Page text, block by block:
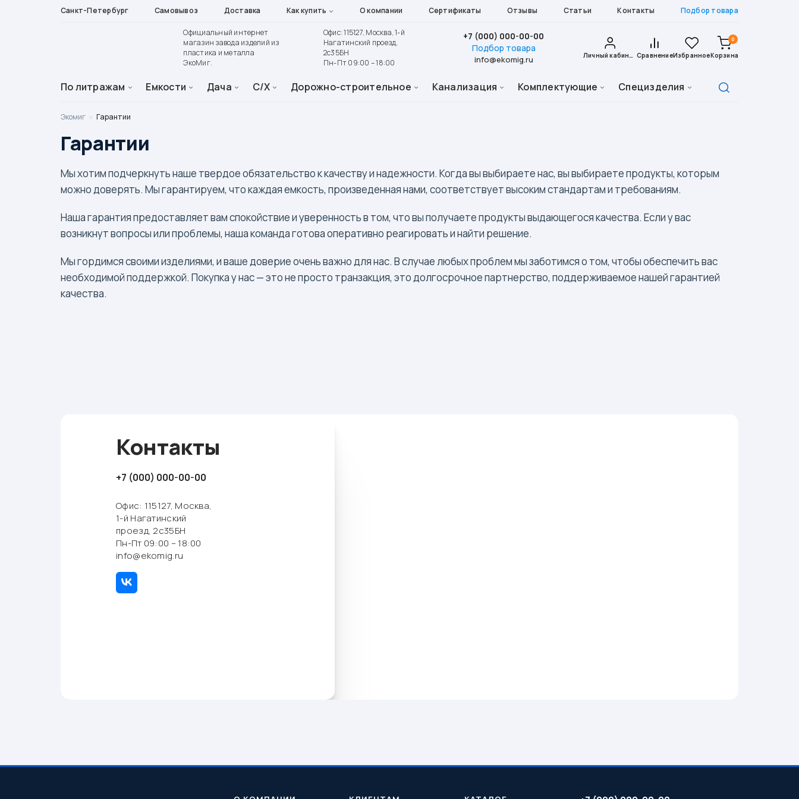
Санкт-Петербург Самовывоз Доставка Как купить О компании Сертификаты Отзывы Статьи Контакты Подбор товара
Официальный интернет
магазин завода изделий из
пластика и металла
ЭкоМиг.
Офис: 115127, Москва, 1-й
Нагатинский проезд,
2с35БН
Пн-Пт 09:00 – 18:00
+7 (000) 000-00-00
Подбор товара
info@ekomig.ru Личный кабинет СравнениеИзбранноеКорзина
0
Корзина пуста.
По литражам Емкости Дача С/Х Дорожно-строительное Канализация Комплектующие Специзделия
Экомиг » Гарантии
Гарантии
Мы хотим подчеркнуть наше твердое обязательство к качеству и надежности. Когда вы выбираете нас, вы выбираете продукты, которым
можно доверять. Мы гарантируем, что каждая емкость, произведенная нами, соответствует высоким стандартам и требованиям.
Наша гарантия предоставляет вам спокойствие и уверенность в том, что вы получаете продукты выдающегося качества. Если у вас
возникнут вопросы или проблемы, наша команда готова оперативно реагировать и найти решение.
Мы гордимся своими изделиями, и ваше доверие очень важно для нас. В случае любых проблем мы заботимся о том, чтобы обеспечить вас
необходимой поддержкой. Покупка у нас — это не просто транзакция, это долгосрочное партнерство, поддерживаемое нашей гарантией
качества.
Контакты
+7 (000) 000-00-00
Офис: 115127, Москва,
1-й Нагатинский
проезд, 2с35БН
Пн-Пт 09:00 – 18:00
info@ekomig.ru